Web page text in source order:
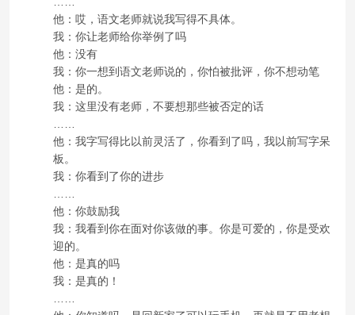
他：哎，语文老师就说我写得不具体。
我：你让老师给你举例了吗
他：没有
我：你一想到语文老师说的，你怕被批评，你不想动笔
他：是的。
我：这里没有老师，不要想那些被否定的话
他：我字写得比以前灵活了，你看到了吗，我以前写字呆
板。
我：你看到了你的进步
他：你鼓励我
我：我看到你在面对你该做的事。你是可爱的，你是受欢
迎的。
他：是真的吗
我：是真的！